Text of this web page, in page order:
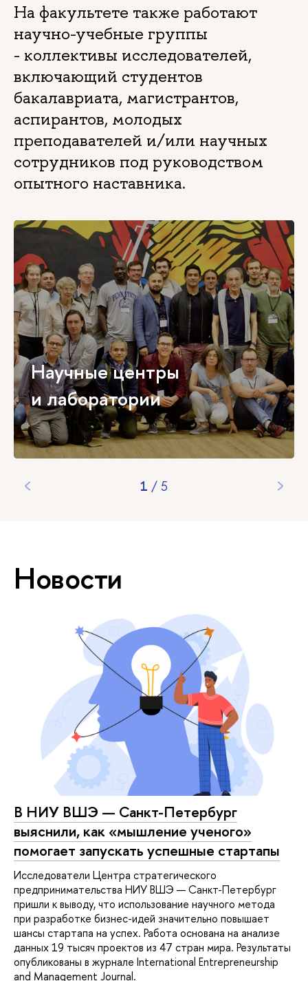
На факультете также работают
научно-учебные группы
- коллективы исследователей,
включающий студентов
бакалавриата, магистрантов,
аспирантов, молодых
преподавателей и/или научных
сотрудников под руководством
опытного наставника.
Научные центры
и лаборатории
1 / 5
Новости
В НИУ ВШЭ — Санкт-Петербург
выяснили, как «мышление ученого»
помогает запускать успешные стартапы
Исследователи Центра стратегического
предпринимательства НИУ ВШЭ — Санкт-Петербург
пришли к выводу, что использование научного метода
при разработке бизнес-идей значительно повышает
шансы стартапа на успех. Работа основана на анализе
данных 19 тысяч проектов из 47 стран мира. Результаты
опубликованы в журнале International Entrepreneurship
and Management Journal.